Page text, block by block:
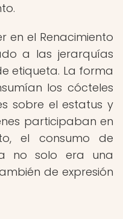
en el Renacimiento
a las jerarquías
etiqueta. La forma
los cócteles
sobre el estatus y
participaban en
el consumo de
no solo era una
de expresión